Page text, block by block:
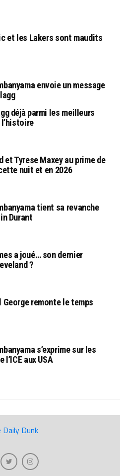
et les Lakers sont maudits
envoie un message
déjà parmi les meilleurs
et Tyrese Maxey au prime de
nuit et en 2026
tient sa revanche
Durant
a joué… son dernier
?
George remonte le temps
s’exprime sur les
l’ICE aux USA